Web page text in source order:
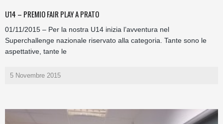
U14 – PREMIO FAIR PLAY A PRATO
01/11/2015 – Per la nostra U14 inizia l’avventura nel
Superchallenge nazionale riservato alla categoria. Tante sono le
aspettative, tante le
5 Novembre 2015